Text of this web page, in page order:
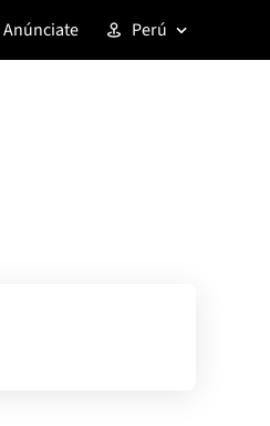
Anúnciate Perú